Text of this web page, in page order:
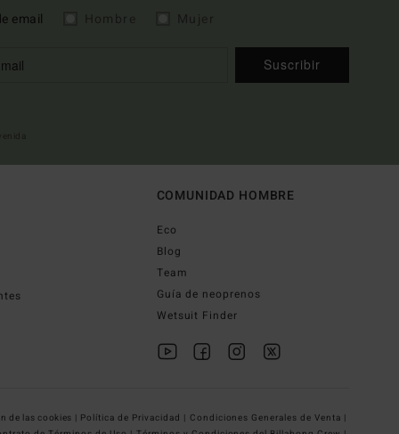
email
Suscribir
COMUNIDAD HOMBRE
Eco
Blog
Team
Guía de neoprenos
Wetsuit Finder
de las cookies | Política de Privacidad | Condiciones Generales de Venta |